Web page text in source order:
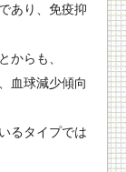
あり、免疫抑
からも、
血球減少傾向
るタイプでは